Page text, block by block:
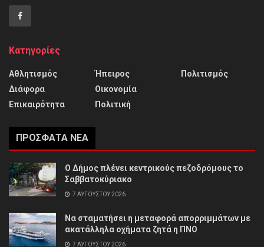
Κατηγορίες
Αθλητισμός
Διάφορα
Επικαιρότητα
Ήπειρος
Οικονομία
Πολιτική
Πολιτισμός
ΠΡΌΣΦΑΤΑ ΝΈΑ
Ο Δήμος πλένει κεντρικούς πεζοδρόμους το
Σαββατοκύριακο
7 ΑΥΓΟΎΣΤΟΥ 2026
Να σταματήσει η μεταφορά απορριμμάτων με
ακατάλληλα οχήματα ζητά η ΠΝΟ
7 ΑΥΓΟΎΣΤΟΥ 2026